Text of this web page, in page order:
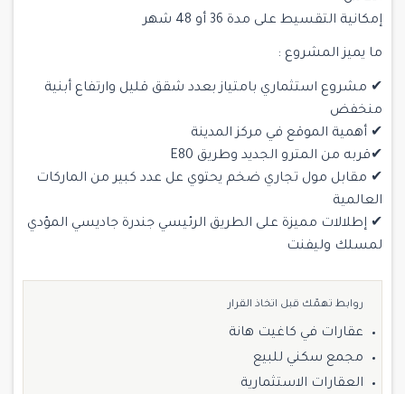
إمكانية التقسيط على مدة 36 أو 48 شهر
ما يميز المشروع :
✔ مشروع استثماري بامتياز بعدد شقق قليل وارتفاع أبنية
منخفض
✔ أهمية الموقع في مركز المدينة
✔قربه من المترو الجديد وطريق E80
✔ مقابل مول تجاري ضخم يحتوي عل عدد كبير من الماركات
العالمية
✔ إطلالات مميزة على الطريق الرئيسي جندرة جاديسي المؤدي
لمسلك وليفنت
روابط تهمّك قبل اتخاذ القرار
عقارات في كاغيت هانة
مجمع سكني للبيع
العقارات الاستثمارية